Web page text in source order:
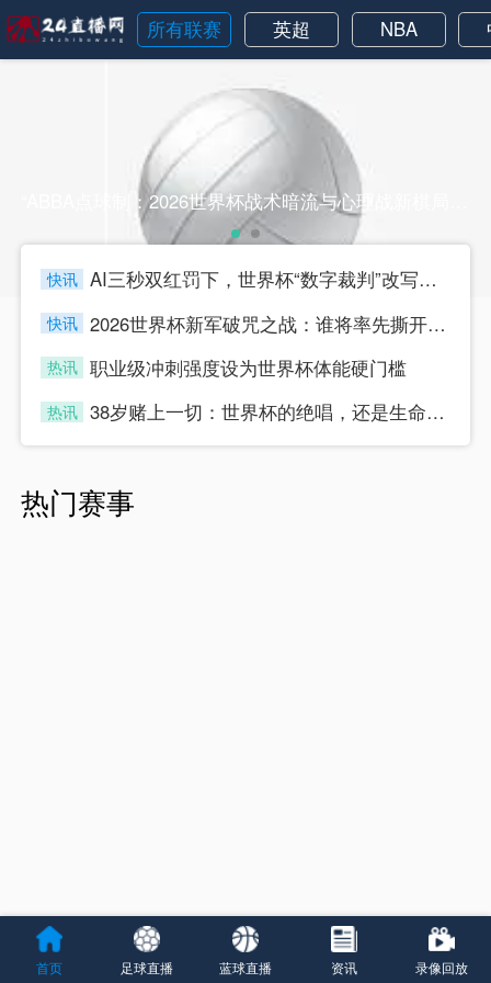
所有联赛 英超 NBA
快讯
AI三秒双红罚下，世界杯“数字裁判”改写比赛规则
快讯
2026世界杯新军破咒之战：谁将率先撕开“首胜零蛋”的魔咒？
热讯 职业级冲刺强度设为世界杯体能硬门槛
热讯
38岁赌上一切：世界杯的绝唱，还是生命的最后冲刺？
热门赛事
首页 足球直播 蓝球直播 资讯 录像回放